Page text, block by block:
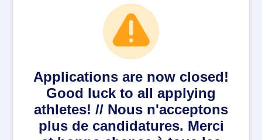
Applications are now closed!
Good luck to all applying
athletes! // Nous n'acceptons
plus de candidatures. Merci